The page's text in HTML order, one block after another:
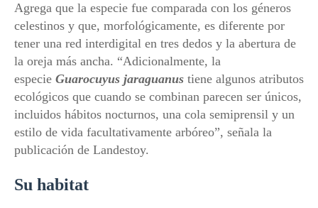
Agrega que la especie fue comparada con los géneros
celestinos y que, morfológicamente, es diferente por
tener una red interdigital en tres dedos y la abertura de
la oreja más ancha. “Adicionalmente, la
especie Guarocuyus jaraguanus tiene algunos atributos
ecológicos que cuando se combinan parecen ser únicos,
incluidos hábitos nocturnos, una cola semiprensil y un
estilo de vida facultativamente arbóreo”, señala la
publicación de Landestoy.
Su habitat